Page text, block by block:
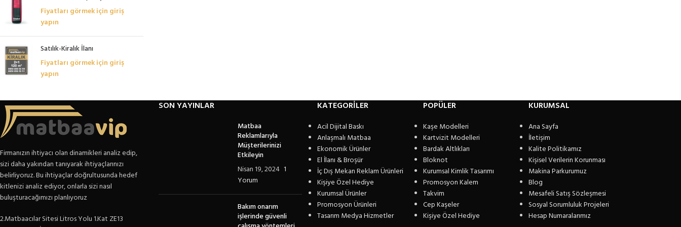
Fiyatları görmek için giriş
yapın
Satılık-Kiralık İlanı
Fiyatları görmek için giriş
yapın
Firmanızın ihtiyacı olan dinamikleri analiz edip,
sizi daha yakından tanıyarak ihtiyaçlarınızı
belirliyoruz. Bu ihtiyaçlar doğrultusunda hedef
kitlenizi analiz ediyor, onlarla sizi nasıl
buluşturacağımızı planlıyoruz
2.Matbaacılar Sitesi Litros Yolu 1.Kat ZE13
SON YAYINLAR
Matbaa
Reklamlarıyla
Müşterilerinizi
Etkileyin
Nisan 19, 2024 1
Yorum
Bakım onarım
işlerinde güvenli
KATEGORİLER
Acil Dijital Baskı
Anlaşmalı Matbaa
Ekonomik Ürünler
El İlanı & Broşür
İç Dış Mekan Reklam Ürünleri
Kişiye Özel Hediye
Kurumsal Ürünler
Promosyon Ürünleri
Tasarım Medya Hizmetler
POPÜLER
Kaşe Modelleri
Kartvizit Modelleri
Bardak Altlıkları
Bloknot
Kurumsal Kimlik Tasarımı
Promosyon Kalem
Takvim
Cep Kaşeler
Kişiye Özel Hediye
KURUMSAL
Ana Sayfa
İletişim
Kalite Politikamız
Kişisel Verilerin Korunması
Makina Parkurumuz
Blog
Mesafeli Satış Sözleşmesi
Sosyal Sorumluluk Projeleri
Hesap Numaralarımız